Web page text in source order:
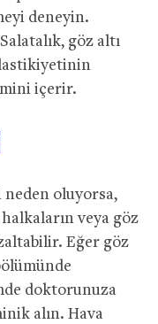
deneyin.
göz altı
içerir.
neden oluyorsa,
veya göz
Eğer göz
doktorunuza
alın. Hava